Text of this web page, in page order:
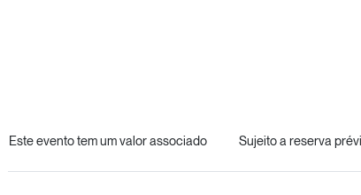
Este evento tem um valor associado Sujeito a reserva